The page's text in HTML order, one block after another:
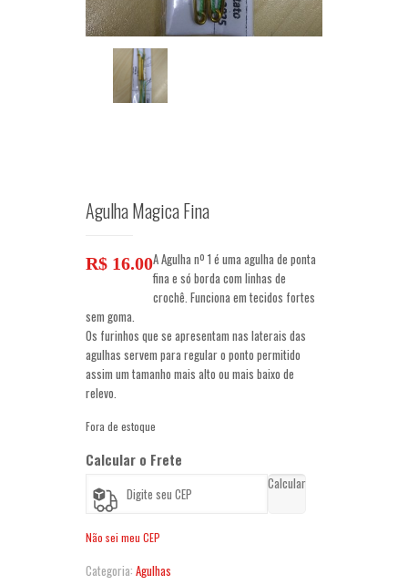
Agulha Magica Fina
R$ 16.00A Agulha nº 1 é uma agulha de ponta
fina e só borda com linhas de
crochê. Funciona em tecidos fortes
sem goma.
Os furinhos que se apresentam nas laterais das
agulhas servem para regular o ponto permitido
assim um tamanho mais alto ou mais baixo de
relevo.
Fora de estoque
Calcular o Frete
Calcular
Não sei meu CEP
Categoria: Agulhas